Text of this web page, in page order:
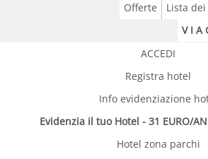
Lista
Offerte
V I A
ACCEDI
Registra hotel
Info evidenziazione
Evidenzia il tuo Hotel - 31 EURO/
Hotel zona parchi